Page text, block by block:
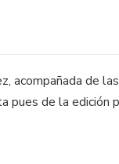
acompañada de
de la edición